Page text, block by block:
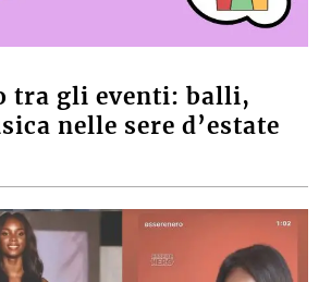
tra gli eventi: balli,
nelle sere d’estate